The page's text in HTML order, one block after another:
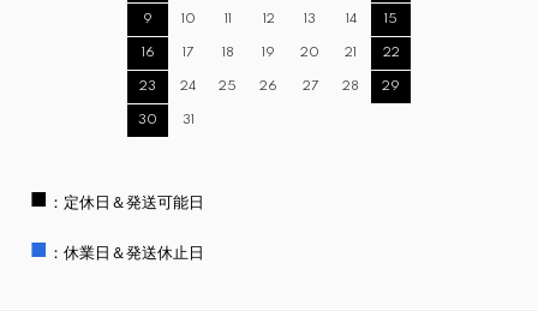
9 10 11 12 13 14 15
16 17 18 19 20 21 22
23 24 25 26 27 28 29
30 31
■ ：定休日＆発送可能日
■ ：休業日＆発送休止日